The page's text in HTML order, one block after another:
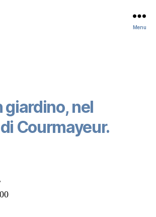
Menu
giardino, nel
Courmayeur.